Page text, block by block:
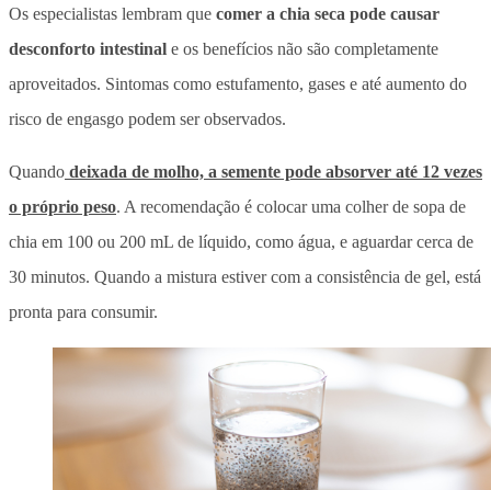
Os especialistas lembram que comer a chia seca pode causar
desconforto intestinal e os benefícios não são completamente
aproveitados. Sintomas como estufamento, gases e até aumento do
risco de engasgo podem ser observados.
Quando deixada de molho, a semente pode absorver até 12 vezes
o próprio peso. A recomendação é colocar uma colher de sopa de
chia em 100 ou 200 mL de líquido, como água, e aguardar cerca de
30 minutos. Quando a mistura estiver com a consistência de gel, está
pronta para consumir.